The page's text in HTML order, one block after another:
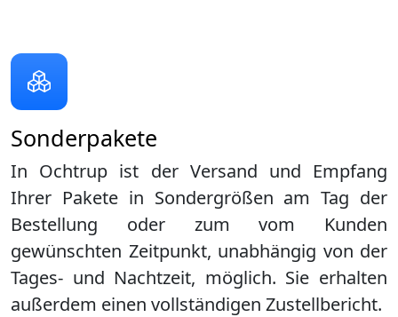
Sonderpakete
In Ochtrup ist der Versand und Empfang
Ihrer Pakete in Sondergrößen am Tag der
Bestellung oder zum vom Kunden
gewünschten Zeitpunkt, unabhängig von der
Tages- und Nachtzeit, möglich. Sie erhalten
außerdem einen vollständigen Zustellbericht.